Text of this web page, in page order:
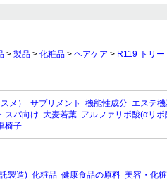
> 製品 > 化粧品 > ヘアケア > R119 トリ
メ） サプリメント 機能性成分 エステ
スパ向け 大麦若葉 アルファリポ酸(αリポ
椅子
製造) 化粧品 健康食品の原料 美容・化